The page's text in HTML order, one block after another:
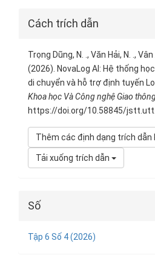
Article
Cách trích dẫn
Trọng Dũng, N. ., Văn Hải, N. .,
(2026). NovaLog AI: Hệ thống
di chuyển và hỗ trợ định tuyến
Khoa học Và Công nghệ Giao
https://doi.org/10.58845/
Thêm các định dạng trích dẫn
Tải xuống trích dẫn
Số
Tập 6 Số 4 (2026)